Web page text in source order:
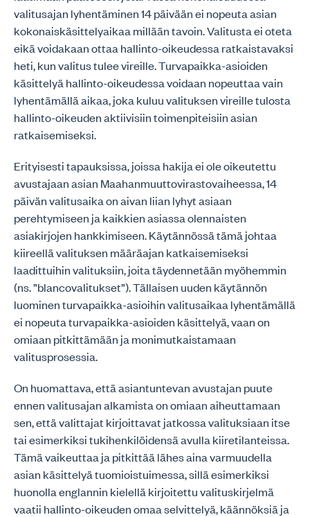
valitusajan lyhentäminen 14 päivään ei nopeuta asian
kokonaiskäsittelyaikaa millään tavoin. Valitusta ei oteta
eikä voidakaan ottaa hallinto-oikeudessa ratkaistavaksi
heti, kun valitus tulee vireille. Turvapaikka-asioiden
käsittelyä hallinto-oikeudessa voidaan nopeuttaa vain
lyhentämällä aikaa, joka kuluu valituksen vireille tulosta
hallinto-oikeuden aktiivisiin toimenpiteisiin asian
ratkaisemiseksi.
Erityisesti tapauksissa, joissa hakija ei ole oikeutettu
avustajaan asian Maahanmuuttovirastovaiheessa, 14
päivän valitusaika on aivan liian lyhyt asiaan
perehtymiseen ja kaikkien asiassa olennaisten
asiakirjojen hankkimiseen. Käytännössä tämä johtaa
kiireellä valituksen määräajan katkaisemiseksi
laadittuihin valituksiin, joita täydennetään myöhemmin
(ns. ”blancovalitukset”). Tällaisen uuden käytännön
luominen turvapaikka-asioihin valitusaikaa lyhentämällä
ei nopeuta turvapaikka-asioiden käsittelyä, vaan on
omiaan pitkittämään ja monimutkaistamaan
valitusprosessia.
On huomattava, että asiantuntevan avustajan puute
ennen valitusajan alkamista on omiaan aiheuttamaan
sen, että valittajat kirjoittavat jatkossa valituksiaan itse
tai esimerkiksi tukihenkilöidensä avulla kiiretilanteissa.
Tämä vaikeuttaa ja pitkittää lähes aina varmuudella
asian käsittelyä tuomioistuimessa, sillä esimerkiksi
huonolla englannin kielellä kirjoitettu valituskirjelmä
vaatii hallinto-oikeuden omaa selvittelyä, käännöksiä ja